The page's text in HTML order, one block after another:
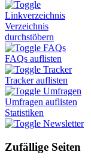
Linkverzeichnis
Verzeichnis
durchstöbern
FAQs
FAQs auflisten
Tracker
Tracker auflisten
Umfragen
Umfragen auflisten
Statistiken
Newsletter
Zufällige Seiten